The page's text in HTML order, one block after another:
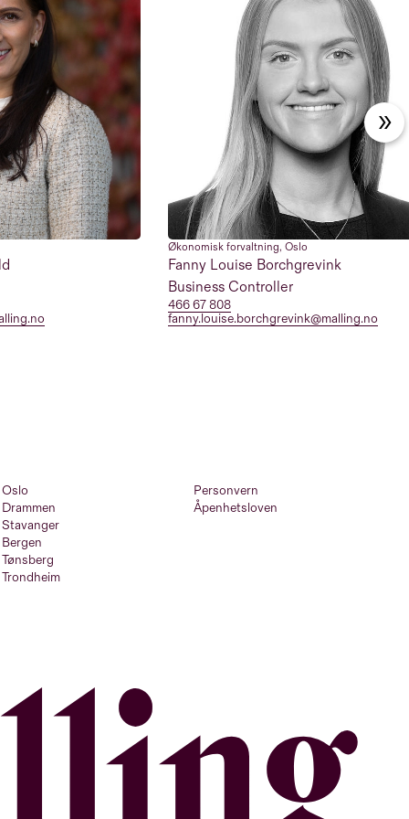
Økonomisk forvaltning, Oslo
Fanny Louise Borchgrevink
Business Controller
466 67 808
fanny.louise.borchgrevink@malling.no
Oslo
Drammen
Stavanger
Bergen
Tønsberg
Trondheim
Personvern
Åpenhetsloven